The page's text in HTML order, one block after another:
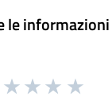
le